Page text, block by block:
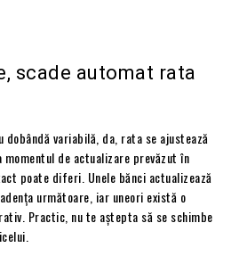
scade automat rata
variabilă, da, rata se ajustează
de actualizare prevăzut în
poate diferi. Unele bănci actualizează
următoare, iar uneori există o
Practic, nu te aștepta să se schimbe